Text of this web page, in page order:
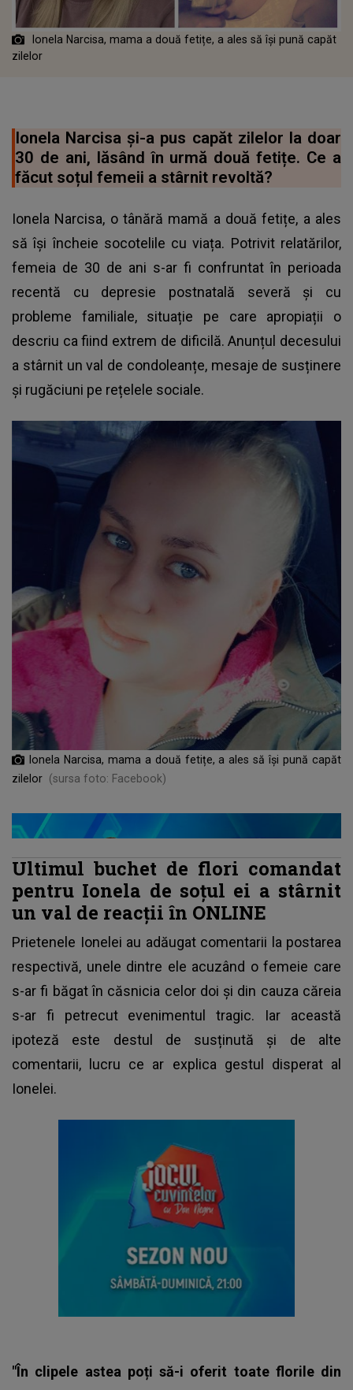
Ionela Narcisa, mama a două fetițe, a ales să își pună capăt
zilelor
Ionela Narcisa și-a pus capăt zilelor la doar
30 de ani, lăsând în urmă două fetițe. Ce a
făcut soțul femeii a stârnit revoltă?
Ionela Narcisa, o tânără mamă a două fetițe, a ales
să își încheie socotelile cu viața. Potrivit relatărilor,
femeia de 30 de ani s-ar fi confruntat în perioada
recentă cu depresie postnatală severă și cu
probleme familiale, situație pe care apropiații o
descriu ca fiind extrem de dificilă. Anunțul decesului
a stârnit un val de condoleanțe, mesaje de susținere
și rugăciuni pe rețelele sociale.
Ionela Narcisa, mama a două fetițe, a ales să își pună capăt
zilelor (sursa foto: Facebook)
Ultimul buchet de flori comandat
pentru Ionela de soțul ei a stârnit
un val de reacții în ONLINE
Prietenele Ionelei au adăugat comentarii la postarea
respectivă, unele dintre ele acuzând o femeie care
s-ar fi băgat în căsnicia celor doi și din cauza căreia
s-ar fi petrecut evenimentul tragic. Iar această
ipoteză este destul de susținută și de alte
comentarii, lucru ce ar explica gestul disperat al
Ionelei.
"În clipele astea poți să-i oferit toate florile din